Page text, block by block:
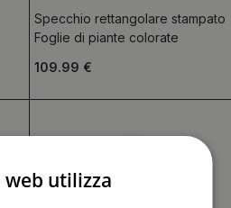
Specchio rettangolare stampato
Foglie di piante colorate
109.99 €
utilizza